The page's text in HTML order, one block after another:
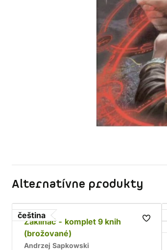
Alternatívne produkty
čeština
Zaklínač - komplet 9 knih
(brožované)
Andrzej Sapkowski